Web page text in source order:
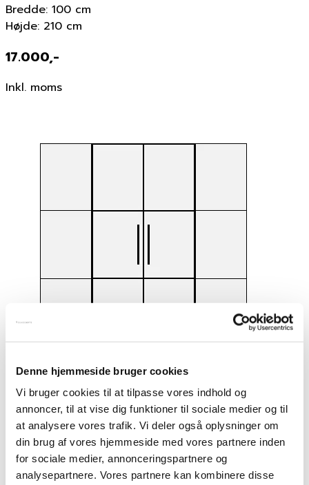
Denne hjemmeside bruger cookies
Vi bruger cookies til at tilpasse vores indhold og
annoncer, til at vise dig funktioner til sociale medier og til
at analysere vores trafik. Vi deler også oplysninger om
din brug af vores hjemmeside med vores partnere inden
for sociale medier, annonceringspartnere og
analysepartnere. Vores partnere kan kombinere disse
Bredde: 100 cm
Højde: 210 cm
17.000,-
Inkl. moms
4×3 fags løsning
Bredde: 280 cm
Højde: 210 cm